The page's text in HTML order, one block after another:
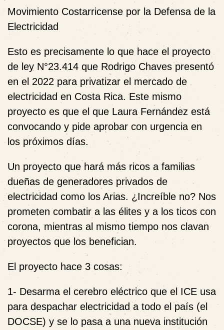
Movimiento Costarricense por la Defensa de la
Electricidad
Esto es precisamente lo que hace el proyecto
de ley N°23.414 que Rodrigo Chaves presentó
en el 2022 para privatizar el mercado de
electricidad en Costa Rica. Este mismo
proyecto es que el que Laura Fernández está
convocando y pide aprobar con urgencia en
los próximos días.
Un proyecto que hará más ricos a familias
dueñas de generadores privados de
electricidad como los Arias. ¿Increíble no? Nos
prometen combatir a las élites y a los ticos con
corona, mientras al mismo tiempo nos clavan
proyectos que los benefician.
El proyecto hace 3 cosas:
1- Desarma el cerebro eléctrico que el ICE usa
para despachar electricidad a todo el país (el
DOCSE) y se lo pasa a una nueva institución